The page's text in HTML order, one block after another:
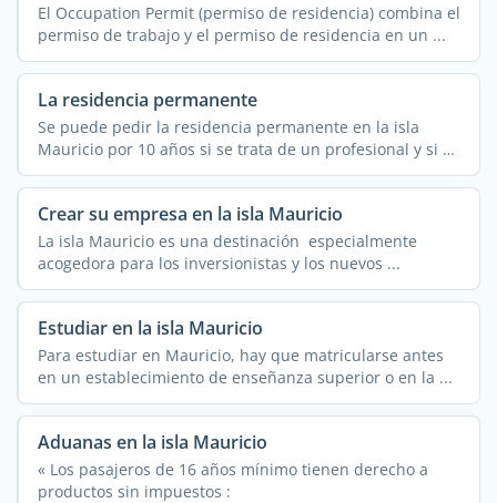
El Occupation Permit (permiso de residencia) combina el
permiso de trabajo y el permiso de residencia en un ...
La residencia permanente
Se puede pedir la residencia permanente en la isla
Mauricio por 10 años si se trata de un profesional y si el
...
Crear su empresa en la isla Mauricio
La isla Mauricio es una destinación especialmente
acogedora para los inversionistas y los nuevos ...
Estudiar en la isla Mauricio
Para estudiar en Mauricio, hay que matricularse antes
en un establecimiento de enseñanza superior o en la ...
Aduanas en la isla Mauricio
« Los pasajeros de 16 años mínimo tienen derecho a
productos sin impuestos :